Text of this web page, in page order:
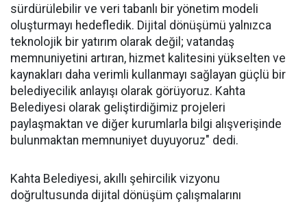
sürdürülebilir ve veri tabanlı bir yönetim modeli
oluşturmayı hedefledik. Dijital dönüşümü yalnızca
teknolojik bir yatırım olarak değil; vatandaş
memnuniyetini artıran, hizmet kalitesini yükselten ve
kaynakları daha verimli kullanmayı sağlayan güçlü bir
belediyecilik anlayışı olarak görüyoruz. Kahta
Belediyesi olarak geliştirdiğimiz projeleri
paylaşmaktan ve diğer kurumlarla bilgi alışverişinde
bulunmaktan memnuniyet duyuyoruz" dedi.
Kahta Belediyesi, akıllı şehircilik vizyonu
doğrultusunda dijital dönüşüm çalışmalarını